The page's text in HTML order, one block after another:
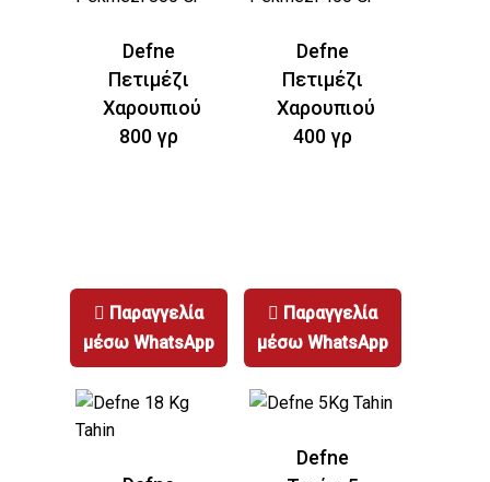
ΧΑΛΒΑΣ ΜΕ
ΦΙΣΤΙΚΙ
ΑΝΤΕΠ
Defne
Πετιμέζι
Χαρουπιού
800 γρ
Παραγγελία
μέσω WhatsApp
Defne
Πετιμέζι
Χαρουπιού
400 γρ
Παραγγελία
μέσω WhatsApp
Defne